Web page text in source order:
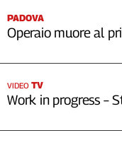
PADOVA
Operaio muore al
VIDEO TV
Work in progress –